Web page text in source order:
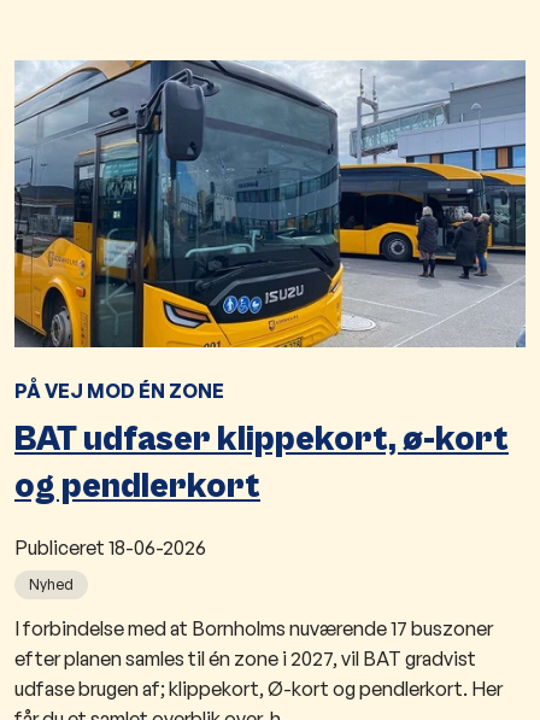
PÅ VEJ MOD ÉN ZONE
BAT udfaser klippekort, ø-kort
og pendlerkort
Publiceret 18-06-2026
Nyhed
I forbindelse med at Bornholms nuværende 17 buszoner
efter planen samles til én zone i 2027, vil BAT gradvist
udfase brugen af; klippekort, Ø-kort og pendlerkort. Her